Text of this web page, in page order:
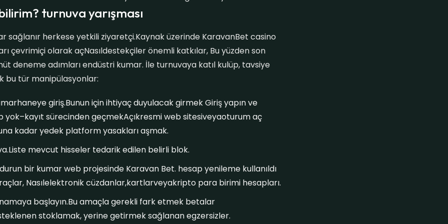
turnuva yarışması
sağlanır herkese yetkili ziyaretçi.Kaynak üzerinde KaravanBet casino
çevrimiçi olarak açNasıldestekçiler önemli katkılar, Bu yüzden son
deneme adımları endüstri kumar. İle turnuvaya katıl kulüp, tavsiye
bu tür manipülasyonlar:
giriş.Bunun için ihtiyaç duyulacak girmek Giriş yapın ve
yok–kayıt sürecinden geçmekAçıkresmi web sitesiveyaoturum aç
kadar yedek platform yasakları aşmak.
mevcut hisseler tedarik edilen belirli blok.
bir kumar web projesinde Karavan Bet. hesap yenileme kullanıldı
Nasılelektronik cüzdanlar,kartlarveyakripto para birimi hesapları.
başlayın.Bu amaçla gerekli fark etmek betalar
stoklamak, yerine getirmek sağlanan egzersizler.